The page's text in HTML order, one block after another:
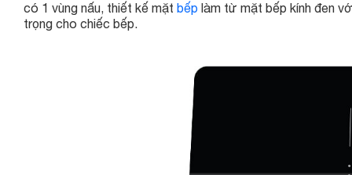
có 1 vùng nấu, thiết kế mặt bếp làm từ mặt bếp kính đen
trọng cho chiếc bếp.